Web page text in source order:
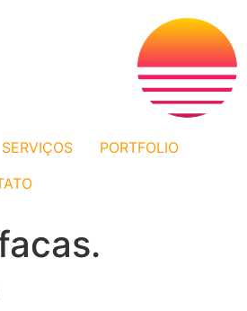
SERVIÇOS
PORTFOLIO